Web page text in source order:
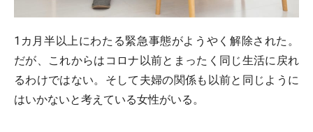
1カ月半以上にわたる緊急事態がようやく解除された。
だが、これからはコロナ以前とまったく同じ生活に戻れ
るわけではない。そして夫婦の関係も以前と同じように
はいかないと考えている女性がいる。